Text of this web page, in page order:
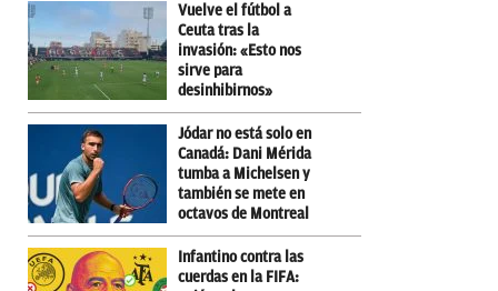
Vuelve el fútbol a
Ceuta tras la
invasión: «Esto nos
sirve para
desinhibirnos»
Jódar no está solo en
Canadá: Dani Mérida
tumba a Michelsen y
también se mete en
octavos de Montreal
Infantino contra las
cuerdas en la FIFA: